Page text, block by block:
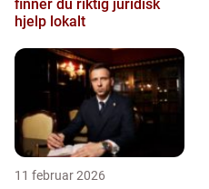
finner du riktig juridisk
hjelp lokalt
11 februar 2026